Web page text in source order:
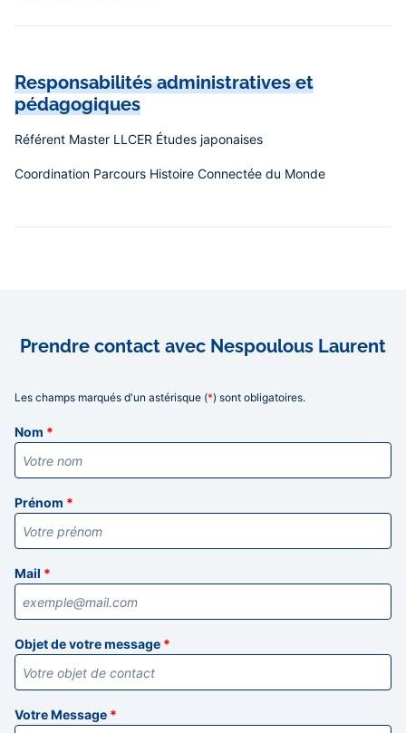
Responsabilités administratives et
pédagogiques
Référent Master LLCER Études japonaises
Coordination Parcours Histoire Connectée du Monde
Prendre contact avec Nespoulous Laurent
Les champs marqués d'un astérisque (*) sont obligatoires.
Nom *
Prénom *
Mail *
Objet de votre message *
Votre Message *